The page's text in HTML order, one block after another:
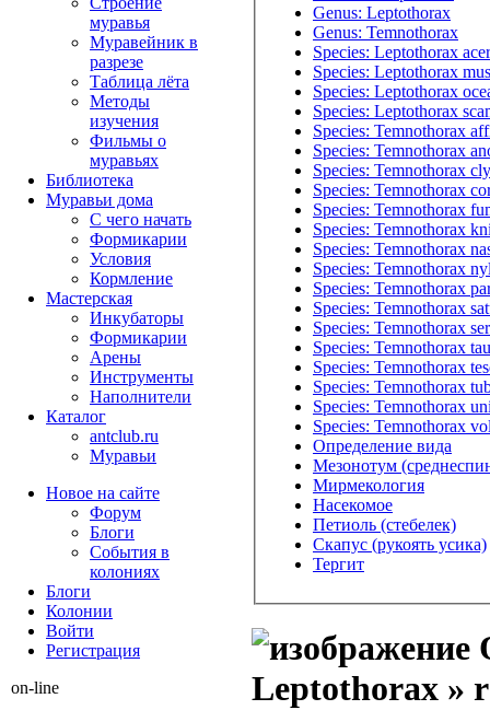
Genus: Leptothorax
Genus: Temnothorax
Species: Leptothorax
Species: Leptothorax
Species: Leptothorax
Species: Leptothorax
Species: Temnothorax
Species: Temnothorax
Species: Temnothorax
Species: Temnothorax
Species: Temnothorax
Species: Temnothorax
Species: Temnothorax
Species: Temnothorax
Species: Temnothorax
Species: Temnothorax
Species: Temnothorax
Species: Temnothorax
Species: Temnothorax
Species: Temnothorax
Species: Temnothorax
Species: Temnothorax
Определение вида
Мезонотум
Мирмекология
Насекомое
Петиоль (стебелек)
Скапус (рукоять усика)
Тергит
Leptothorax »
муравья
Муравейник в
разрезе
Таблица лёта
Методы
изучения
Фильмы о
муравьях
Библиотека
Муравьи дома
С чего начать
Формикарии
Условия
Кормление
Мастерская
Инкубаторы
Формикарии
Арены
Инструменты
Наполнители
Каталог
antclub.ru
Муравьи
Новое на сайте
Форум
Блоги
События в
колониях
Блоги
Колонии
Войти
Peгиcтpaция
on-line